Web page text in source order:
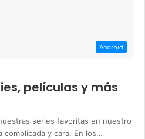
Android
películas y más
series favoritas en nuestro
y cara. En los…